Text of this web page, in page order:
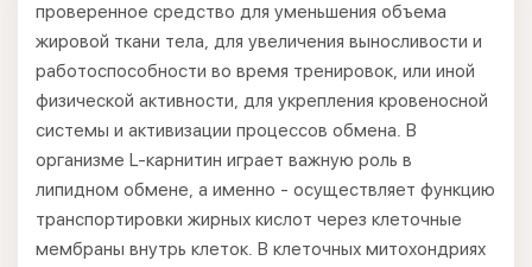
проверенное средство для уменьшения объема
жировой ткани тела, для увеличения выносливости и
работоспособности во время тренировок, или иной
физической активности, для укрепления кровеносной
системы и активизации процессов обмена. В
организме L-карнитин играет важную роль в
липидном обмене, а именно - осуществляет функцию
транспортировки жирных кислот через клеточные
мембраны внутрь клеток. В клеточных митохондриях